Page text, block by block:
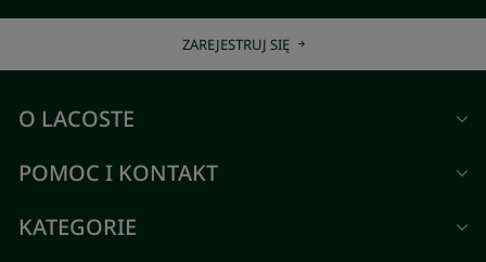
ZAREJESTRUJ SIĘ
O LACOSTE
POMOC I KONTAKT
KATEGORIE